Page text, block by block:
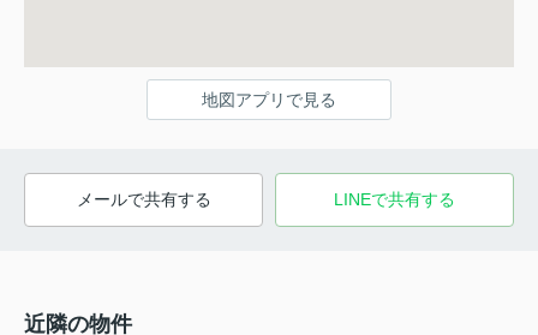
地図アプリで見る
メールで共有する LINEで共有する
近隣の物件